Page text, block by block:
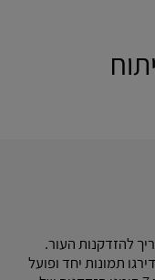
להזדקנות העור.
רופאי עור שדירגו תמונות יחד ופועל